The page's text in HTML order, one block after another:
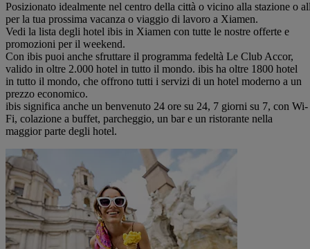
Posizionato idealmente nel centro della città o vicino alla stazione o
per la tua prossima vacanza o viaggio di lavoro a Xiamen.
Vedi la lista degli hotel ibis in Xiamen con tutte le nostre offerte e
promozioni per il weekend.
Con ibis puoi anche sfruttare il programma fedeltà Le Club Accor,
valido in oltre 2.000 hotel in tutto il mondo. ibis ha oltre 1800 hotel
in tutto il mondo, che offrono tutti i servizi di un hotel moderno a un
prezzo economico.
ibis significa anche un benvenuto 24 ore su 24, 7 giorni su 7, con Wi-
Fi, colazione a buffet, parcheggio, un bar e un ristorante nella
maggior parte degli hotel.